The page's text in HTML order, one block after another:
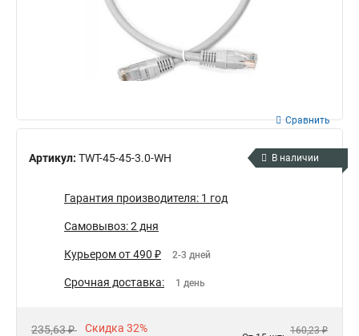
Артикул: TWT-45-45-3.0-WH
Сравнить
В наличии
Гарантия производителя: 1 год
Самовывоз: 2 дня
Курьером от 490 ₽ 2-3 дней
Срочная доставка: 1 день
235,63 ₽ Скидка 32%
160,23 ₽